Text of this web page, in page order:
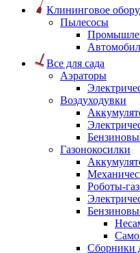
Клининговое
Пылесосы
Все для сада
Аэраторы
Воздуходувки
Газонокосилки
Роботы-
Сборники